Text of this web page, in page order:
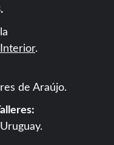
.
de Araújo.